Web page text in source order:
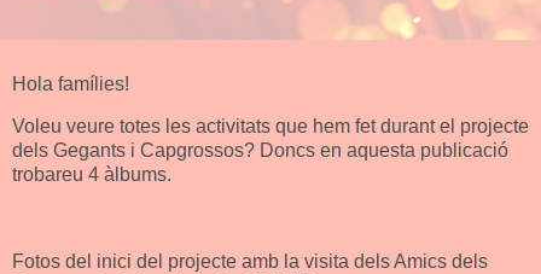
Hola famílies!
Voleu veure totes les activitats que hem fet durant el projecte
dels Gegants i Capgrossos? Doncs en aquesta publicació
trobareu 4 àlbums.
Fotos del inici del projecte amb la visita dels Amics dels